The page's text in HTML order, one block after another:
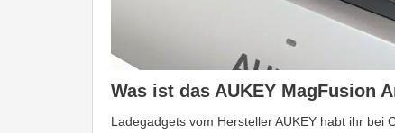
Was ist das AUKEY MagFusion
Ladegadgets vom Hersteller AUKEY habt ihr bei